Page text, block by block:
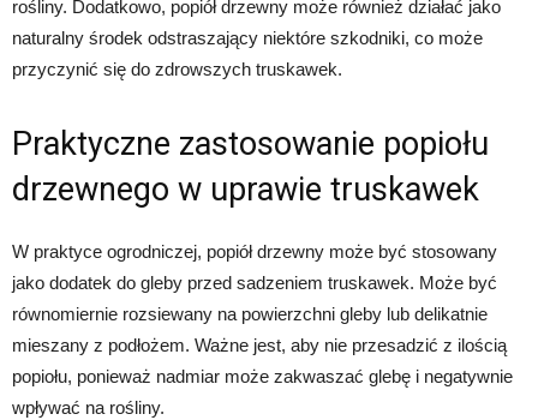
rośliny. Dodatkowo, popiół drzewny może również działać jako
naturalny środek odstraszający niektóre szkodniki, co może
przyczynić się do zdrowszych truskawek.
Praktyczne zastosowanie popiołu
drzewnego w uprawie truskawek
W praktyce ogrodniczej, popiół drzewny może być stosowany
jako dodatek do gleby przed sadzeniem truskawek. Może być
równomiernie rozsiewany na powierzchni gleby lub delikatnie
mieszany z podłożem. Ważne jest, aby nie przesadzić z ilością
popiołu, ponieważ nadmiar może zakwaszać glebę i negatywnie
wpływać na rośliny.